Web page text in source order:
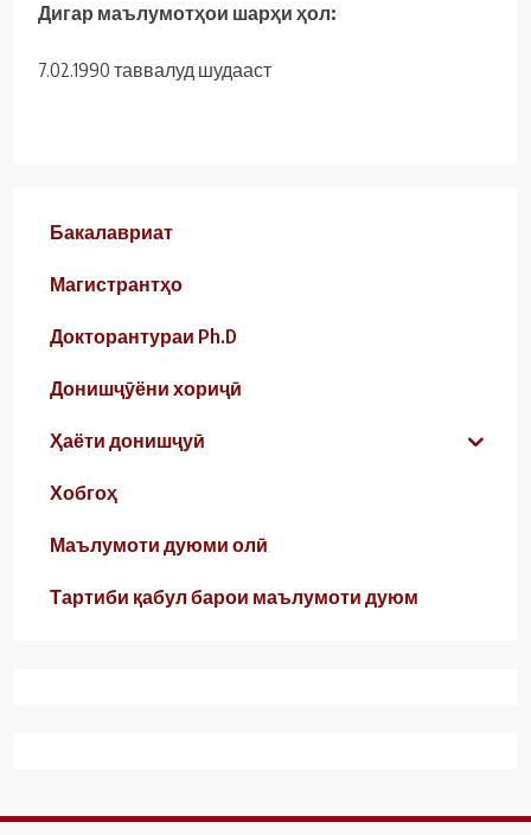
Дигар маълумотҳои шарҳи ҳол:
7.02.1990 таввалуд шудааст
Бакалавриат
Магистрантҳо
Докторантураи Ph.D
Донишҷӯёни хориҷӣ
Ҳаёти донишҷуӣ
Хобгоҳ
Маълумоти дуюми олӣ
Тартиби қабул барои маълумоти дуюм